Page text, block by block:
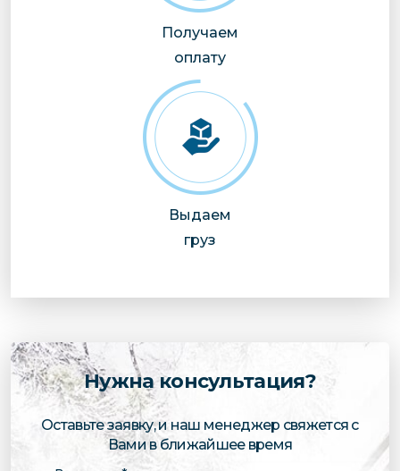
Получаем
оплату
Выдаем
груз
Нужна консультация?
Оставьте заявку, и наш менеджер свяжется с
Вами в ближайшее время